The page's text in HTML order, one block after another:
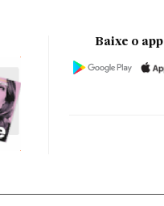
Baixe o app